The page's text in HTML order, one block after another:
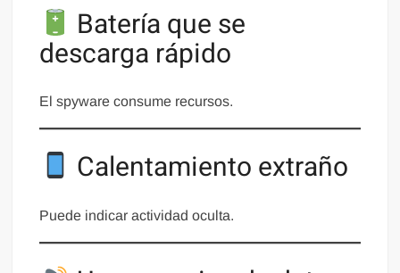
Batería que se
descarga rápido
El spyware consume recursos.
Calentamiento extraño
Puede indicar actividad oculta.